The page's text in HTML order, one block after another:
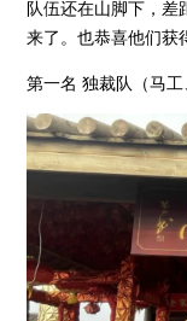
队伍还在山脚下，差
来了。也恭喜他们获
第一名 独裁队（马工